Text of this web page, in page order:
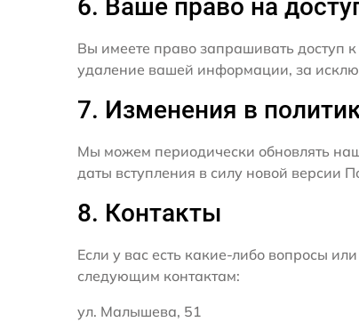
6. Ваше право на
Вы имеете право запрашивать доступ
удаление вашей информации, за
7. Изменения в
Мы можем периодически обновлять
даты вступления в силу новой версии
8. Контакты
Если у вас есть какие-либо вопросы
следующим контактам:
ул. Малышева, 51